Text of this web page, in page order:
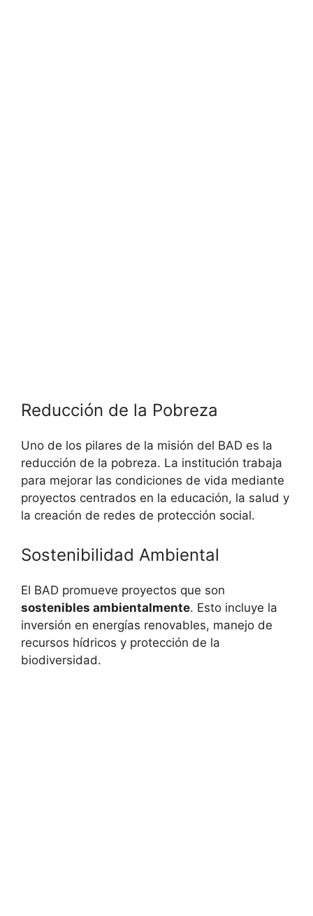
Reducción de la Pobreza
Uno de los pilares de la misión del BAD es la
reducción de la pobreza. La institución trabaja
para mejorar las condiciones de vida mediante
proyectos centrados en la educación, la salud y
la creación de redes de protección social.
Sostenibilidad Ambiental
El BAD promueve proyectos que son
sostenibles ambientalmente. Esto incluye la
inversión en energías renovables, manejo de
recursos hídricos y protección de la
biodiversidad.